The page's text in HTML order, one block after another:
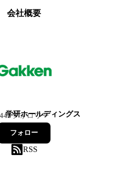
会社概要
研ホールディングス
445フォロワー
フォロー
RSS